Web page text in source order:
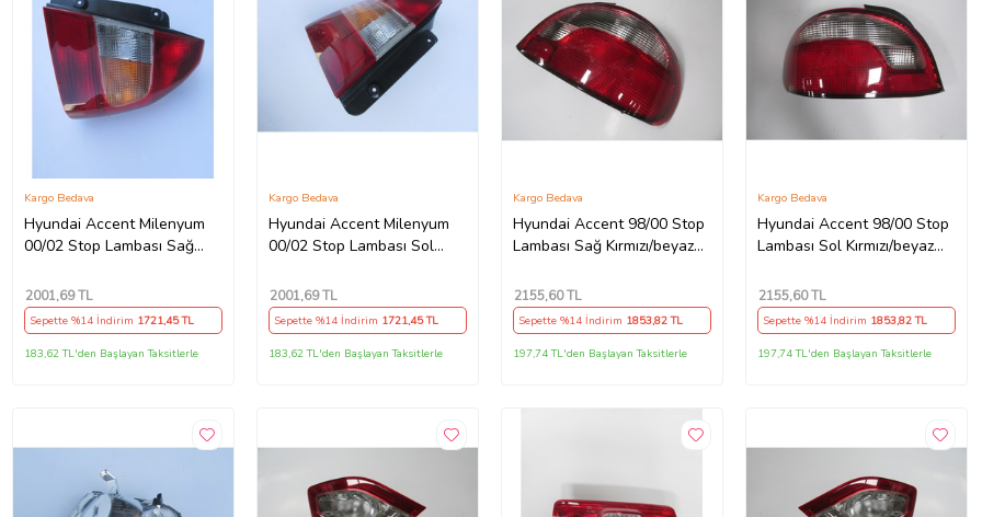
Hyundai Accent Milenyum
00/02 Stop Lambası Sağ
Kargo Bedava
2001,69 TL
Sepette %14 İndirim 1721,45 TL
183,62 TL'den Başlayan Taksitlerle
Hyundai Accent Milenyum
00/02 Stop Lambası Sol
Kargo Bedava
2001,69 TL
Sepette %14 İndirim 1721,45 TL
183,62 TL'den Başlayan Taksitlerle
Hyundai Accent 98/00 Stop
Lambası Sağ Kırmızı/beyaz
Kargo Bedava
2155,60 TL
Sepette %14 İndirim 1853,82 TL
197,74 TL'den Başlayan Taksitlerle
Hyundai Accent 98/00 Stop
Lambası Sol Kırmızı/beyaz
Kargo Bedava
2155,60 TL
Sepette %14 İndirim 1853,82 TL
197,74 TL'den Başlayan Taksitlerle